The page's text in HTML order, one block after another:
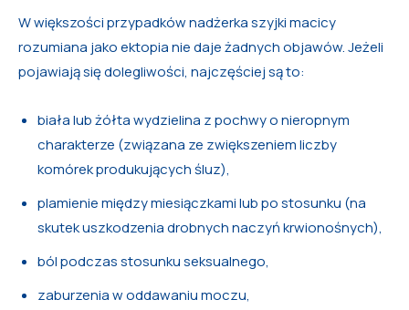
W większości przypadków nadżerka szyjki macicy
rozumiana jako ektopia nie daje żadnych objawów. Jeżeli
pojawiają się dolegliwości, najczęściej są to:
biała lub żółta wydzielina z pochwy o nieropnym
charakterze (związana ze zwiększeniem liczby
komórek produkujących śluz),
plamienie między miesiączkami lub po stosunku (na
skutek uszkodzenia drobnych naczyń krwionośnych),
ból podczas stosunku seksualnego,
zaburzenia w oddawaniu moczu,